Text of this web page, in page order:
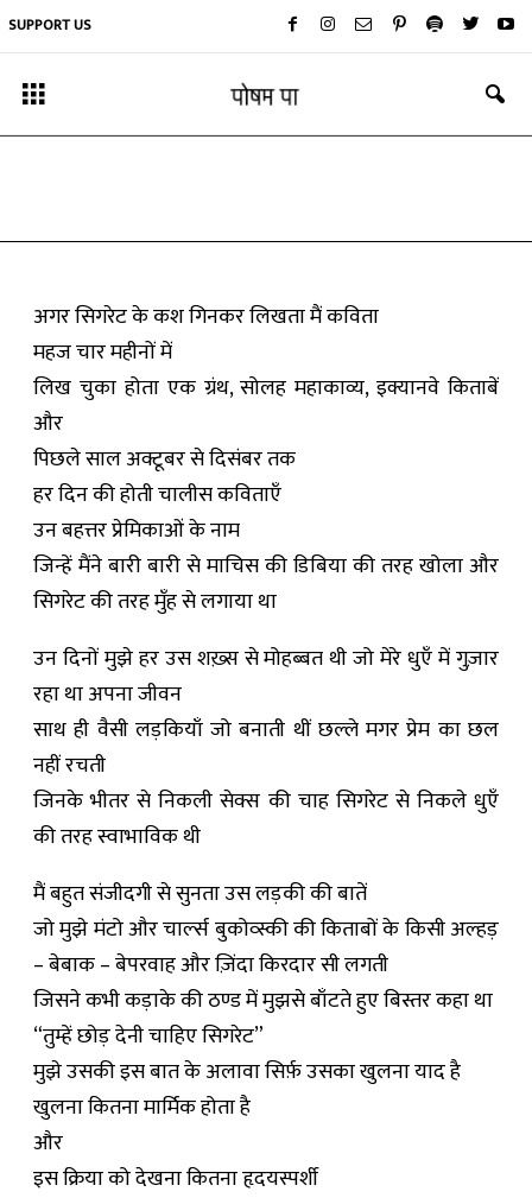
SUPPORT US
कविता
खुलना
Byअभिषेक रामाशंकर
अगर सिगरेट के कश गिनकर लिखता मैं कविता
महज चार महीनों में
लिख चुका होता एक ग्रंथ, सोलह महाकाव्य, इक्यानवे किताबें
और
पिछले साल अक्टूबर से दिसंबर तक
हर दिन की होती चालीस कविताएँ
उन बहत्तर प्रेमिकाओं के नाम
जिन्हें मैंने बारी बारी से माचिस की डिबिया की तरह खोला और
सिगरेट की तरह मुँह से लगाया था
उन दिनों मुझे हर उस शख़्स से मोहब्बत थी जो मेरे धुएँ में गुज़ार
रहा था अपना जीवन
साथ ही वैसी लड़कियाँ जो बनाती थीं छल्ले मगर प्रेम का छल
नहीं रचती
जिनके भीतर से निकली सेक्स की चाह सिगरेट से निकले धुएँ
की तरह स्वाभाविक थी
मैं बहुत संजीदगी से सुनता उस लड़की की बातें
जो मुझे मंटो और चार्ल्स बुकोव्स्की की किताबों के किसी अल्हड़
– बेबाक – बेपरवाह और ज़िंदा किरदार सी लगती
जिसने कभी कड़ाके की ठण्ड में मुझसे बाँटते हुए बिस्तर कहा था
“तुम्हें छोड़ देनी चाहिए सिगरेट”
मुझे उसकी इस बात के अलावा सिर्फ़ उसका खुलना याद है
खुलना कितना मार्मिक होता है
और
इस क्रिया को देखना कितना हृदयस्पर्शी